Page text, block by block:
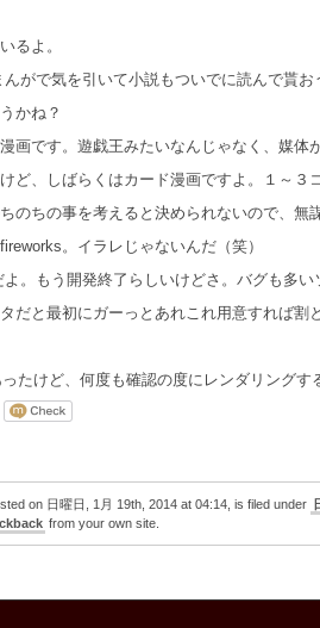
るよ。
がで気を引いて小説もついでに読んで貰
かね？
画です。遊戯王みたいなんじゃなく、媒体
ど、しばらくはカード漫画ですよ。１～３
のちの事を考えると決められないので、無
。イラレじゃないんだ（笑）
よ。もう開発終了らしいけどさ。バグも多
だと最初にガーっとあれこれ用意すれば割
ったけど、何度も確認の度にレンダリング
on 日曜日, 1月 19th, 2014 at 04:14, is filed under
from your own site.